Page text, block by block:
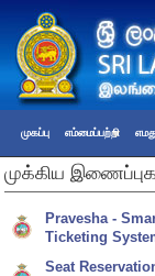
முகப்பு எம்மைப்பற்றி
முக்கிய
Pravesha -
Ticketing
Seat